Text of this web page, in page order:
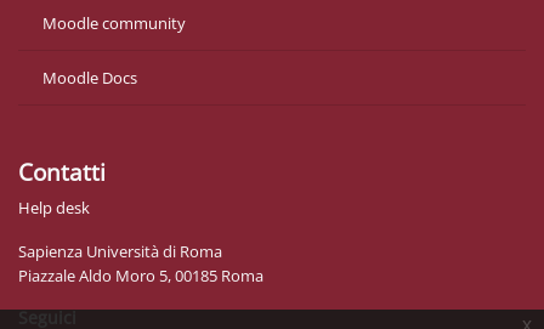
x
Moodle community
Moodle Docs
Contatti
Help desk
Sapienza Università di Roma
Piazzale Aldo Moro 5, 00185 Roma
Seguici